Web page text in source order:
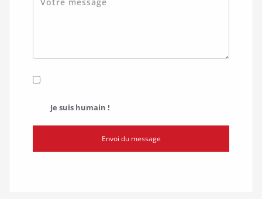
Je suis humain !
Envoi du message